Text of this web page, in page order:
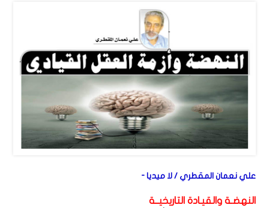
علي نعمان المقطري / لا ميديا -
النهضـة والقيـادة التاريخيــة